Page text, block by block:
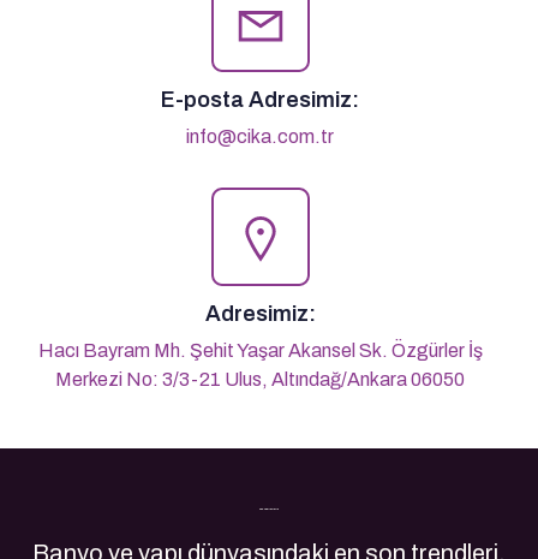
E-posta Adresimiz:
info@cika.com.tr
Adresimiz:
Hacı Bayram Mh. Şehit Yaşar Akansel Sk. Özgürler İş
Merkezi No: 3/3-21 Ulus, Altındağ/Ankara 06050
Son Yazılarımız
Banyo ve yapı dünyasındaki en son trendleri,